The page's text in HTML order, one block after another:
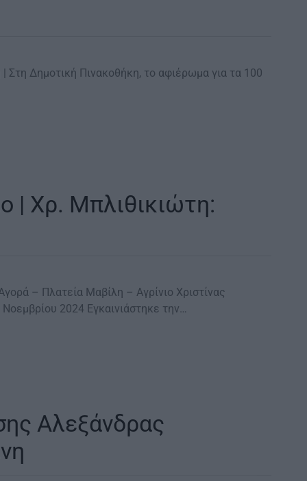
| Στη Δημοτική Πινακοθήκη, το αφιέρωμα για τα 100
| Χρ. Μπλιθικιώτη:
– Πλατεία Μαβίλη – Αγρίνιο Χριστίνας
2024 Εγκαινιάστηκε την…
Αλεξάνδρας